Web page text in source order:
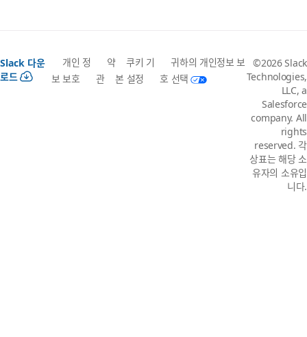
Slack 다운
로드
개인 정
보 보호
약
관
쿠키 기
본 설정
귀하의 개인정보 보
호 선택
©2026 Slack
Technologies,
LLC, a
Salesforce
company. All
rights
reserved. 각
상표는 해당 소
유자의 소유입
니다.